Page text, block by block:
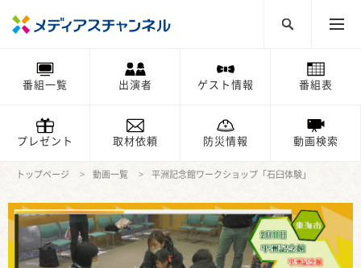
番組一覧 出演者 ゲスト情報 番組表
プレゼント 取材依頼 防災情報 動画検索
トップページ 動画一覧 平洲記念館ワークショップ「石臼体験」